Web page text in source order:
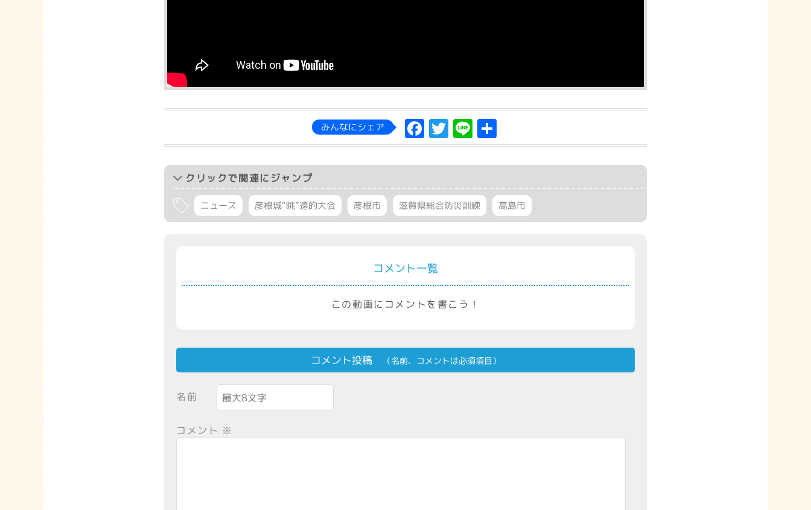
みんなにシェア Facebook
Twitter
Line
有
クリックで関連にジャンプ
ニュース 彦根城“眺”遠的大会 彦根市 滋賀県総合防災訓練 高島市
コメント一覧
この動画にコメントを書こう！
コメント投稿 （名前、コメントは必須項目）
名前
コメント ※